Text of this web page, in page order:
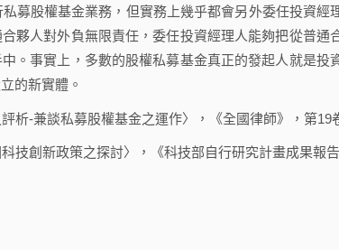
私募股權基金業務，但實務上幾乎都會另外委任投資經
夥人對外負無限責任，委任投資經理人能夠把從普通
。事實上，多數的股權私募基金真正的發起人就是投
的新實體。
析-兼談私募股權基金之運作〉，《全國律師》，第19
技創新政策之探討〉，《科技部自行研究計畫成果報告